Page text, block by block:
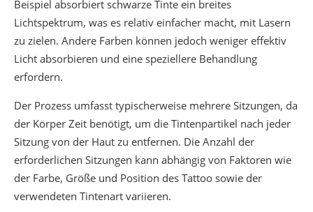
Beispiel absorbiert schwarze Tinte ein breites
Lichtspektrum, was es relativ einfacher macht, mit Lasern
zu zielen. Andere Farben können jedoch weniger effektiv
Licht absorbieren und eine speziellere Behandlung
erfordern.
Der Prozess umfasst typischerweise mehrere Sitzungen, da
der Körper Zeit benötigt, um die Tintenpartikel nach jeder
Sitzung von der Haut zu entfernen. Die Anzahl der
erforderlichen Sitzungen kann abhängig von Faktoren wie
der Farbe, Größe und Position des Tattoo sowie der
verwendeten Tintenart variieren.